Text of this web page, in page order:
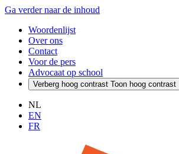
Ga verder naar de inhoud
Woordenlijst
Over ons
Contact
Voor de pers
Advocaat op school
Verberg hoog contrast Toon hoog contrast
NL
EN
FR